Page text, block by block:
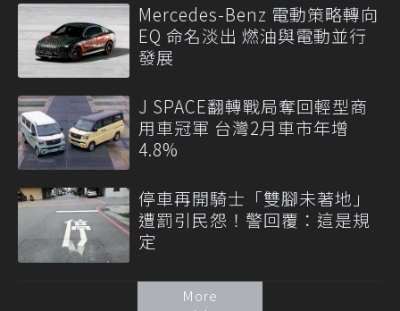
Mercedes-Benz 電動策略轉向
EQ 命名淡出 燃油與電動並行
發展
J SPACE翻轉戰局奪回輕型商
用車冠軍 台灣2月車市年增
4.8%
停車再開騎士「雙腳未著地」
遭罰引民怨！警回覆：這是規
定
More